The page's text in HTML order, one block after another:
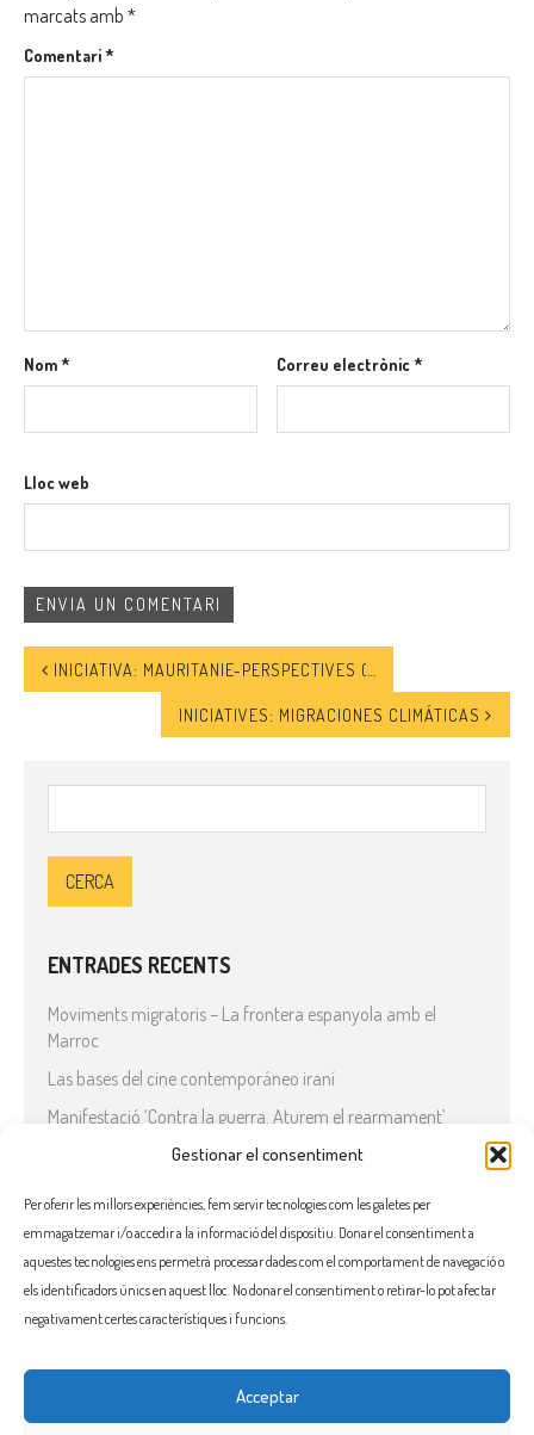
Gestionar el consentiment
Per oferir les millors experiències, fem servir tecnologies com les galetes per
emmagatzemar i/o accedir a la informació del dispositiu. Donar el consentiment a
aquestes tecnologies ens permetrà processar dades com el comportament de navegació o
els identificadors únics en aquest lloc. No donar el consentiment o retirar-lo pot afectar
negativament certes característiques i funcions.
Acceptar
marcats amb *
Comentari*
Nom* Correu electrònic*
Lloc web
INICIATIVA: MAURITANIE-PERSPECTIVES (MP)
INICIATIVES: MIGRACIONES CLIMÁTICAS
ENTRADES RECENTS
Moviments migratoris – La frontera espanyola amb el
Marroc
Las bases del cine contemporáneo iraní
Manifestació ‘Contra la guerra. Aturem el rearmament’
En solidaritat amb el Líban
Què està passant a l’Iran?
COMENTARIS RECENTS